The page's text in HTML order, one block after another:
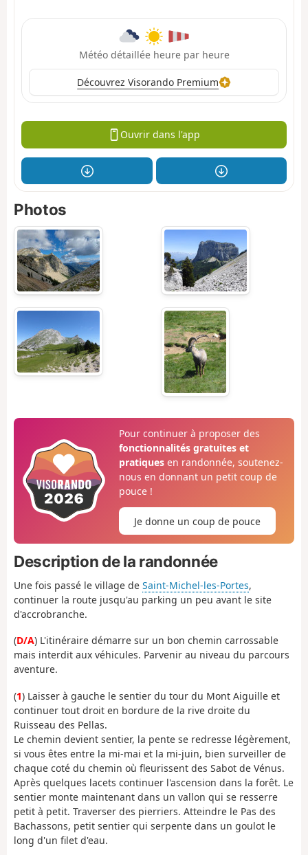
Météo détaillée heure par heure
Découvrez Visorando Premium
Ouvrir dans l'app
Photos
Pour continuer à proposer des
fonctionnalités gratuites et
pratiquesen randonnée, soutenez-
nous en donnant un petit coup de
pouce !
Je donne un coup de pouce
Description de la randonnée
Une fois passé le village de Saint-Michel-les-Portes,
continuer la route jusqu'au parking un peu avant le site
d'accrobranche.
(D/A) L'itinéraire démarre sur un bon chemin carrossable
mais interdit aux véhicules. Parvenir au niveau du parcours
aventure.
(1) Laisser à gauche le sentier du tour du Mont Aiguille et
continuer tout droit en bordure de la rive droite du
Ruisseau des Pellas.
Le chemin devient sentier, la pente se redresse légèrement,
si vous êtes entre la mi-mai et la mi-juin, bien surveiller de
chaque coté du chemin où fleurissent des Sabot de Vénus.
Après quelques lacets continuer l'ascension dans la forêt. Le
sentier monte maintenant dans un vallon qui se resserre
petit à petit. Traverser des pierriers. Atteindre le Pas des
Bachassons, petit sentier qui serpente dans un goulot le
long d'un filet d'eau.